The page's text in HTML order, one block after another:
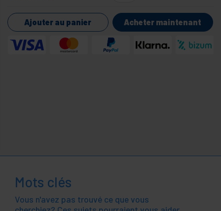
Ajouter au panier Acheter maintenant
Mots clés
Vous n'avez pas trouvé ce que vous